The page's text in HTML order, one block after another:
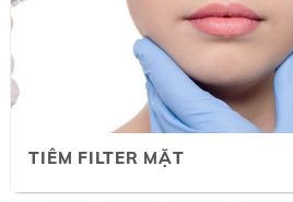
TIÊM FILTER MẶT